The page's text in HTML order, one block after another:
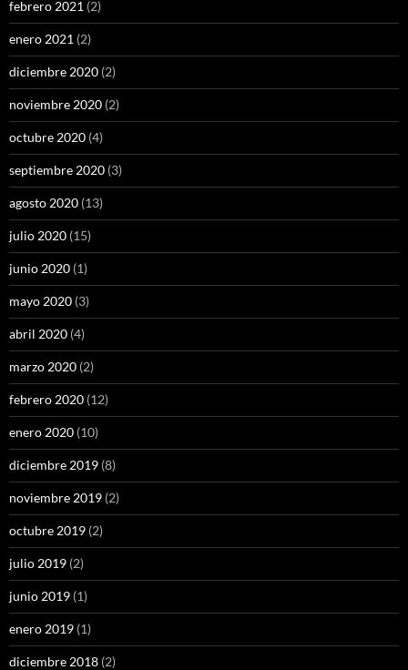
febrero 2021 (2)
enero 2021 (2)
diciembre 2020 (2)
noviembre 2020 (2)
octubre 2020 (4)
septiembre 2020 (3)
agosto 2020 (13)
julio 2020 (15)
junio 2020 (1)
mayo 2020 (3)
abril 2020 (4)
marzo 2020 (2)
febrero 2020 (12)
enero 2020 (10)
diciembre 2019 (8)
noviembre 2019 (2)
octubre 2019 (2)
julio 2019 (2)
junio 2019 (1)
enero 2019 (1)
diciembre 2018 (2)